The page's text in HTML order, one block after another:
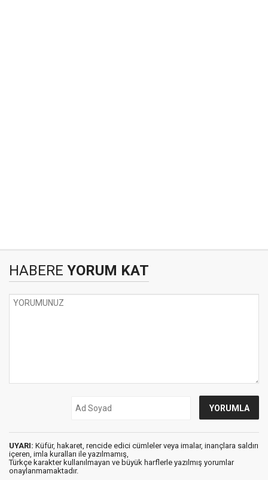
HABERE YORUM KAT
UYARI: Küfür, hakaret, rencide edici cümleler veya imalar, inançlara saldırı
içeren, imla kuralları ile yazılmamış,
Türkçe karakter kullanılmayan ve büyük harflerle yazılmış yorumlar
onaylanmamaktadır.